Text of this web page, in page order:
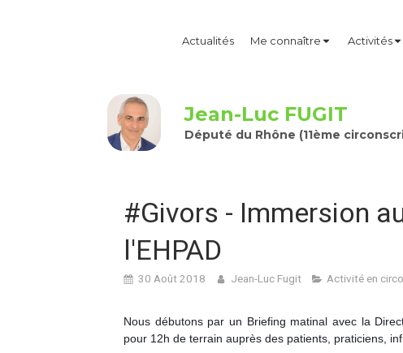
Actualités Me connaître Activités
Jean-Luc FUGIT
Député du Rhône (11ème
#Givors - Immersion
l'EHPAD
30 Août 2018 Jean-Luc Fugit Activité en
Nous débutons par un Briefing matinal avec la
pour 12h de terrain auprès des patients, praticiens,